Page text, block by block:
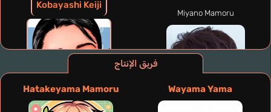
فريق الإنتاج
Wayama Yama
Hatakeyama Mamoru
Kobayashi Keiji
Miyano Mamoru